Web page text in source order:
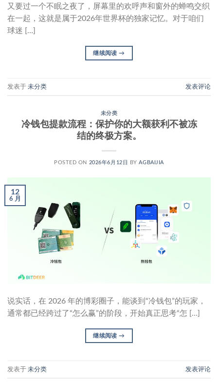
又要过一个不眠之夜了，屏幕里的欢呼声和窗外的蝉鸣交织
在一起，这就是属于2026年世界杯的独家记忆。对于咱们
球迷 […]
继续阅读→
发表于 未分类 发表评论
未分类
冷钱包提款流程：保护你的大额获利不被冻
结的终极方案。
POSTED ON 2026年6月12日 BYAGBAIJIA
12
6 月
说实话，在 2026 年的博彩圈子，能谈到“冷钱包”的玩家，
通常都已经跨过了“怎么赢”的阶段，开始真正思考“怎 […]
继续阅读→
发表于 未分类 发表评论